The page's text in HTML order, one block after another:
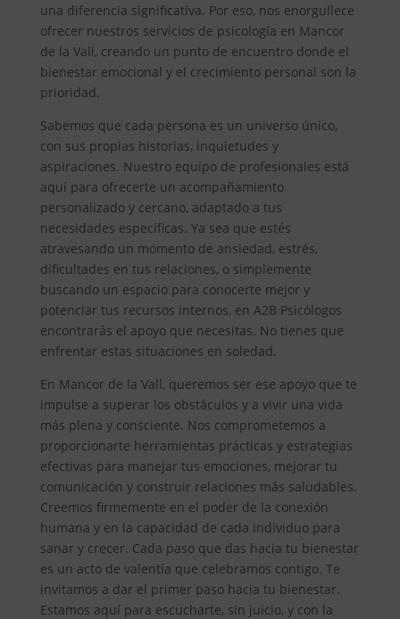
una diferencia significativa. Por eso, nos enorgullece
ofrecer nuestros servicios de psicología en Mancor
de la Vall, creando un punto de encuentro donde el
bienestar emocional y el crecimiento personal son la
prioridad.
Sabemos que cada persona es un universo único,
con sus propias historias, inquietudes y
aspiraciones. Nuestro equipo de profesionales está
aquí para ofrecerte un acompañamiento
personalizado y cercano, adaptado a tus
necesidades específicas. Ya sea que estés
atravesando un momento de ansiedad, estrés,
dificultades en tus relaciones, o simplemente
buscando un espacio para conocerte mejor y
potenciar tus recursos internos, en A2B Psicólogos
encontrarás el apoyo que necesitas. No tienes que
enfrentar estas situaciones en soledad.
En Mancor de la Vall, queremos ser ese apoyo que te
impulse a superar los obstáculos y a vivir una vida
más plena y consciente. Nos comprometemos a
proporcionarte herramientas prácticas y estrategias
efectivas para manejar tus emociones, mejorar tu
comunicación y construir relaciones más saludables.
Creemos firmemente en el poder de la conexión
humana y en la capacidad de cada individuo para
sanar y crecer. Cada paso que das hacia tu bienestar
es un acto de valentía que celebramos contigo. Te
invitamos a dar el primer paso hacia tu bienestar.
Estamos aquí para escucharte, sin juicio, y con la